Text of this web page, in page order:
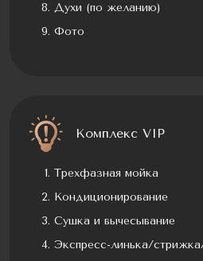
Духи (по желанию)
Фото
Комплекс VIP
Трехфазная мойка
Кондиционирование
Сушка и вычесывание
Экспресс-линька/